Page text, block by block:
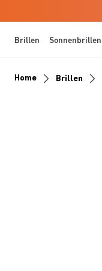
Brillen Sonnenbrillen
Home Brillen